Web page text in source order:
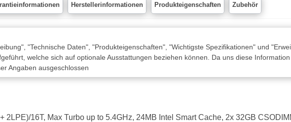
Herstellerinformationen Produkteigenschaften Zubehör
"Technische Daten", "Produkteigenschaften", "Wichtigste Spezifikationen" und
welche sich auf optionale Ausstattungen beziehen können. Da uns diese
Angaben ausgeschlossen
2LPE)/16T, Max Turbo up to 5.4GHz, 24MB Intel Smart Cache, 2x 32GB